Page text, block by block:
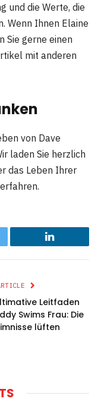
und die Werte, die
Wenn Ihnen Elaine
Sie gerne einen
mit anderen
von Dave
laden Sie herzlich
das Leben Ihrer
LinkedIn
Leitfaden
Swims Frau: Die
lüften